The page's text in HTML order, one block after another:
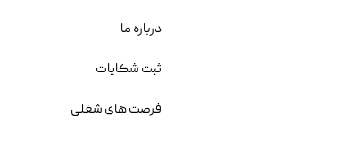
درباره ما
ثبت شکایات
فرصت های شغلی